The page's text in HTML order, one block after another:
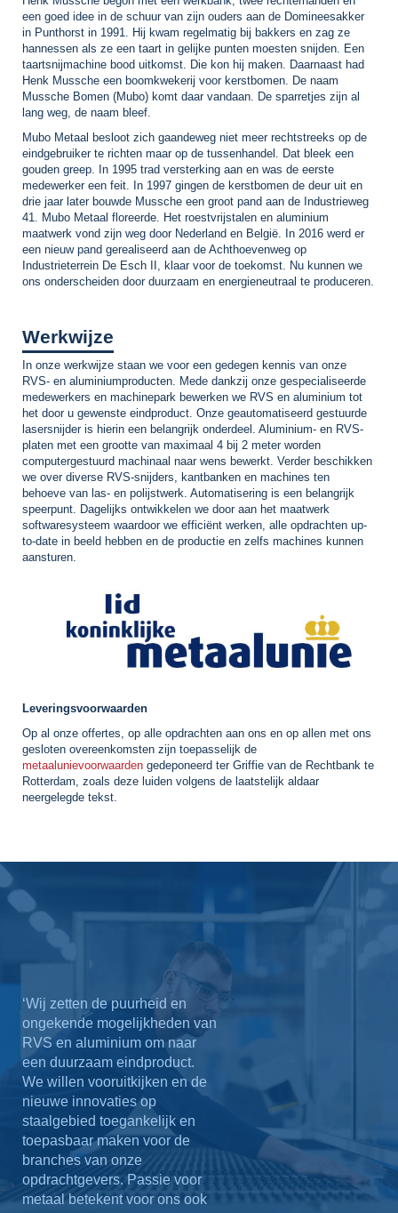
een goed idee in de schuur van zijn ouders aan de Domineesakker
in Punthorst in 1991. Hij kwam regelmatig bij bakkers en zag ze
hannessen als ze een taart in gelijke punten moesten snijden. Een
taartsnijmachine bood uitkomst. Die kon hij maken. Daarnaast had
Henk Mussche een boomkwekerij voor kerstbomen. De naam
Mussche Bomen (Mubo) komt daar vandaan. De sparretjes zijn al
lang weg, de naam bleef.
Mubo Metaal besloot zich gaandeweg niet meer rechtstreeks op de
eindgebruiker te richten maar op de tussenhandel. Dat bleek een
gouden greep. In 1995 trad versterking aan en was de eerste
medewerker een feit. In 1997 gingen de kerstbomen de deur uit en
drie jaar later bouwde Mussche een groot pand aan de Industrieweg
41. Mubo Metaal floreerde. Het roestvrijstalen en aluminium
maatwerk vond zijn weg door Nederland en België. In 2016 werd er
een nieuw pand gerealiseerd aan de Achthoevenweg op
Industrieterrein De Esch II, klaar voor de toekomst. Nu kunnen we
ons onderscheiden door duurzaam en energieneutraal te produceren.
Werkwijze
In onze werkwijze staan we voor een gedegen kennis van onze
RVS- en aluminiumproducten. Mede dankzij onze gespecialiseerde
medewerkers en machinepark bewerken we RVS en aluminium tot
het door u gewenste eindproduct. Onze geautomatiseerd gestuurde
lasersnijder is hierin een belangrijk onderdeel. Aluminium- en RVS-
platen met een grootte van maximaal 4 bij 2 meter worden
computergestuurd machinaal naar wens bewerkt. Verder beschikken
we over diverse RVS-snijders, kantbanken en machines ten
behoeve van las- en polijstwerk. Automatisering is een belangrijk
speerpunt. Dagelijks ontwikkelen we door aan het maatwerk
softwaresysteem waardoor we efficiënt werken, alle opdrachten up-
to-date in beeld hebben en de productie en zelfs machines kunnen
aansturen.
Leveringsvoorwaarden
Op al onze offertes, op alle opdrachten aan ons en op allen met ons
gesloten overeenkomsten zijn toepasselijk de
metaalunievoorwaarden gedeponeerd ter Griffie van de Rechtbank te
Rotterdam, zoals deze luiden volgens de laatstelijk aldaar
neergelegde tekst.
‘Wij zetten de puurheid en
ongekende mogelijkheden van
RVS en aluminium om naar
een duurzaam eindproduct.
We willen vooruitkijken en de
nieuwe innovaties op
staalgebied toegankelijk en
toepasbaar maken voor de
branches van onze
opdrachtgevers. Passie voor
metaal betekent voor ons ook